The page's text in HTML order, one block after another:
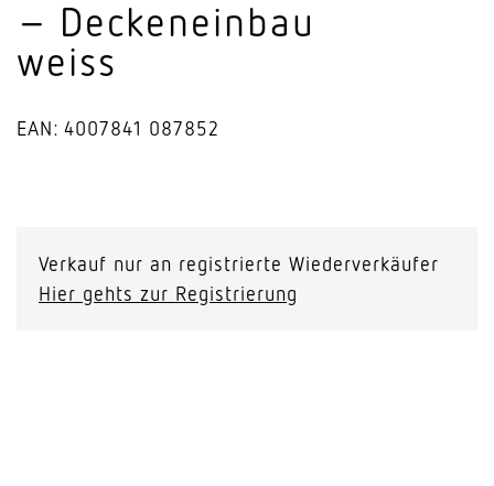
– Decken­einbau
weiss
EAN: 4007841 087852
ECO
COM1
Verkauf nur an registrierte Wiederverkäufer
Hier gehts zur Registrierung